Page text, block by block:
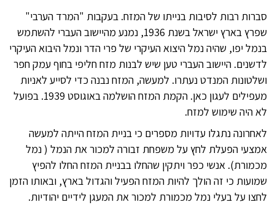
סברות רבות לסיבות בנייתו של המזח. בעקבות "המרד הערבי"
שפרץ בארץ ישראל בשנת 1936, נמנע מהיישוב העברי להשתמש
בנמל יפו, שהיה נמל היצוא העיקרי של פרי הדר ונמל היבוא העיקרי
לדשנים. היישוב העברי טען שיש לבנות מזח חליפי בחוף עמק חפר
ושלטונות המנדט נעתרו. למעשה, המזח נבנה כדי לסייע לאניות
מעפילים לעגון כאן. הקמת המזח הושלמה באוגוסט 1939. בפועל
לא היה שימוש למזח.
לאחרונה נתגלו עדויות מספרים כי בניית המזח הייתה למעשה
אמצעי הפעלת לחץ על משפחת זבורה למכור את הנמל ( נמל
מכמורת). אנשי כפר ויתקין שהחלו בבניית המזח החלו להפיץ
שמועות כי זה הולך להיות המזח הפעיל והגדול בארץ, ובאותו הזמן
לחצו על בעלי נמל מכמורת למכור את המעגן לידיים יהודיות.